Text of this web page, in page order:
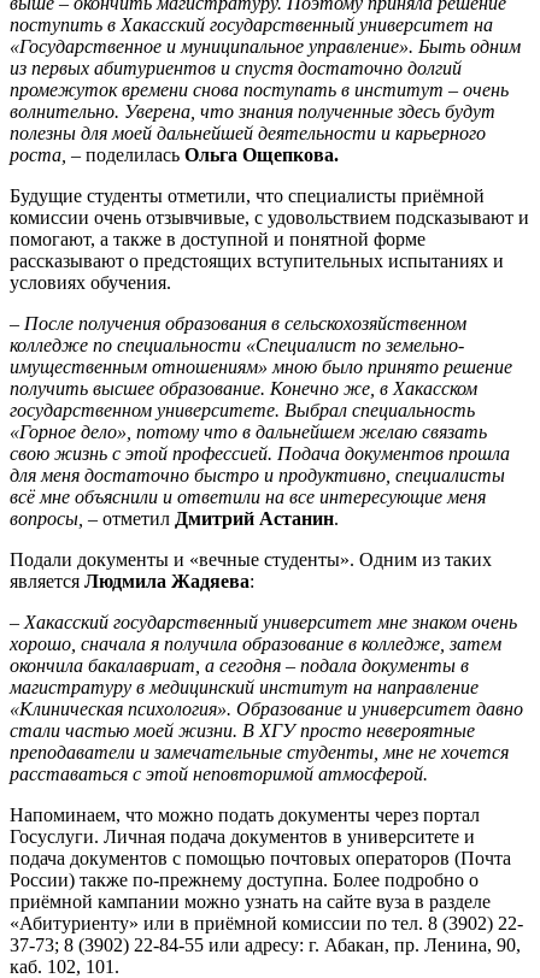
поступить в Хакасский государственный университет на
«Государственное и муниципальное управление». Быть одним
из первых абитуриентов и спустя достаточно долгий
промежуток времени снова поступать в институт – очень
волнительно. Уверена, что знания полученные здесь будут
полезны для моей дальнейшей деятельности и карьерного
роста, – поделилась Ольга Ощепкова.
Будущие студенты отметили, что специалисты приёмной
комиссии очень отзывчивые, с удовольствием подсказывают и
помогают, а также в доступной и понятной форме
рассказывают о предстоящих вступительных испытаниях и
условиях обучения.
– После получения образования в сельскохозяйственном
колледже по специальности «Специалист по земельно-
имущественным отношениям» мною было принято решение
получить высшее образование. Конечно же, в Хакасском
государственном университете. Выбрал специальность
«Горное дело», потому что в дальнейшем желаю связать
свою жизнь с этой профессией. Подача документов прошла
для меня достаточно быстро и продуктивно, специалисты
всё мне объяснили и ответили на все интересующие меня
вопросы, – отметил Дмитрий Астанин.
Подали документы и «вечные студенты». Одним из таких
является Людмила Жадяева:
– Хакасский государственный университет мне знаком очень
хорошо, сначала я получила образование в колледже, затем
окончила бакалавриат, а сегодня – подала документы в
магистратуру в медицинский институт на направление
«Клиническая психология». Образование и университет давно
стали частью моей жизни. В ХГУ просто невероятные
преподаватели и замечательные студенты, мне не хочется
расставаться с этой неповторимой атмосферой.
Напоминаем, что можно подать документы через портал
Госуслуги. Личная подача документов в университете и
подача документов с помощью почтовых операторов (Почта
России) также по-прежнему доступна. Более подробно о
приёмной кампании можно узнать на сайте вуза в разделе
«Абитуриенту» или в приёмной комиссии по тел. 8 (3902) 22-
37-73; 8 (3902) 22-84-55 или адресу: г. Абакан, пр. Ленина, 90,
каб. 102, 101.